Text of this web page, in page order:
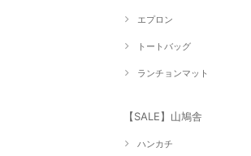
エプロン
トートバッグ
ランチョンマット
【SALE】山鳩舎
ハンカチ